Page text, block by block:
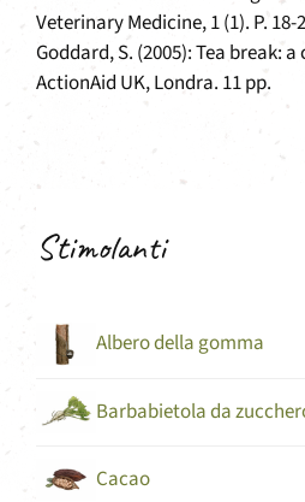
Veterinary Medicine, 1 (1). P. 18-
Goddard, S. (2005): Tea break:
ActionAid UK, Londra. 11 pp.
Stimolanti
Albero della gomma
Barbabietola da
Cacao